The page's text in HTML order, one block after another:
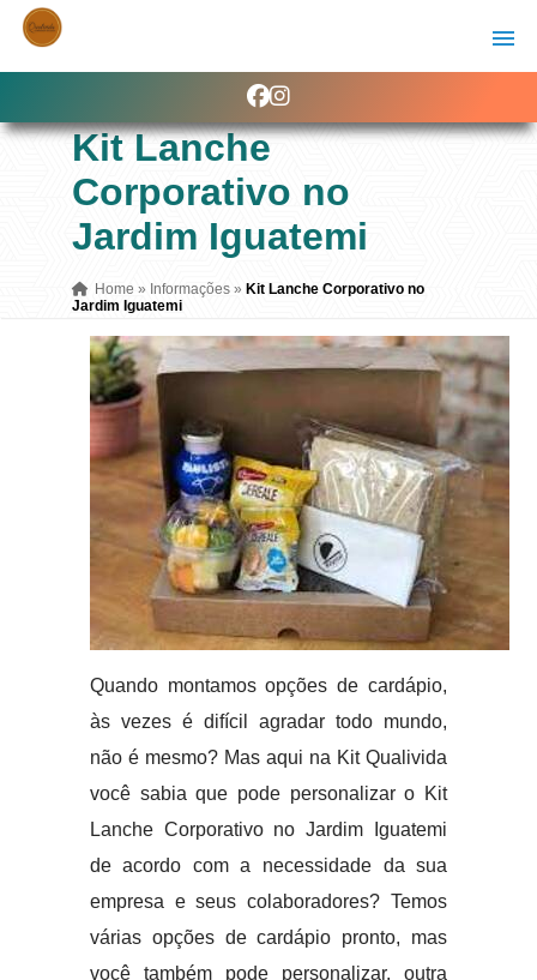
Kit Lanche
Corporativo no
Jardim Iguatemi
Home » Informações » Kit Lanche Corporativo no
Jardim Iguatemi
Quando montamos opções de cardápio,
às vezes é difícil agradar todo mundo,
não é mesmo? Mas aqui na Kit Qualivida
você sabia que pode personalizar o Kit
Lanche Corporativo no Jardim Iguatemi
de acordo com a necessidade da sua
empresa e seus colaboradores? Temos
várias opções de cardápio pronto, mas
você também pode personalizar. outra